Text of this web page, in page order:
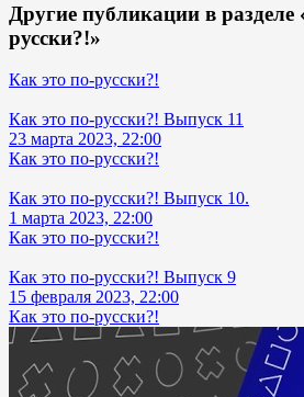
Другие публикации в разделе
русски?!»
Как это по-русски?!
Как это по-русски?! Выпуск 11
23 марта 2023, 22:00
Как это по-русски?!
Как это по-русски?! Выпуск 10.
1 марта 2023, 22:00
Как это по-русски?!
Как это по-русски?! Выпуск 9
15 февраля 2023, 22:00
Как это по-русски?!